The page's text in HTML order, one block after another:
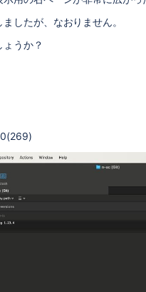
したが、なおりません。
うか？